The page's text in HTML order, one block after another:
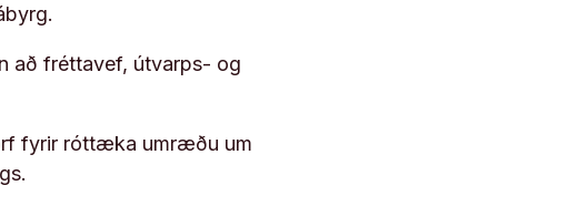
að fréttavef, útvarps- og
fyrir róttæka umræðu um